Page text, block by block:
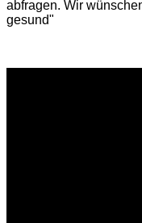
abfragen. Wir
gesund"